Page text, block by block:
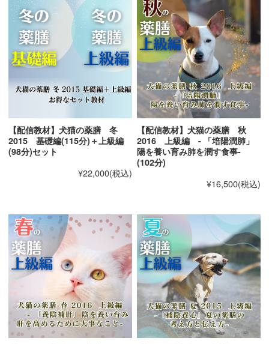
難しいことをいって、飼い主さんを混乱させたりする
ことなく
美味しく楽しく作って健康生活！をサポートできる人
材になって下さいね。
【配信教材】犬猫の薬膳 冬
2015 基礎編(115分)＋上級編
(98分)セット
¥22,000(税込)
【配信教材】犬猫の薬膳 秋
2016 上級編 - 「培陽潤肺」
陽を養い育み肺を潤す食事-
(102分)
¥16,500(税込)